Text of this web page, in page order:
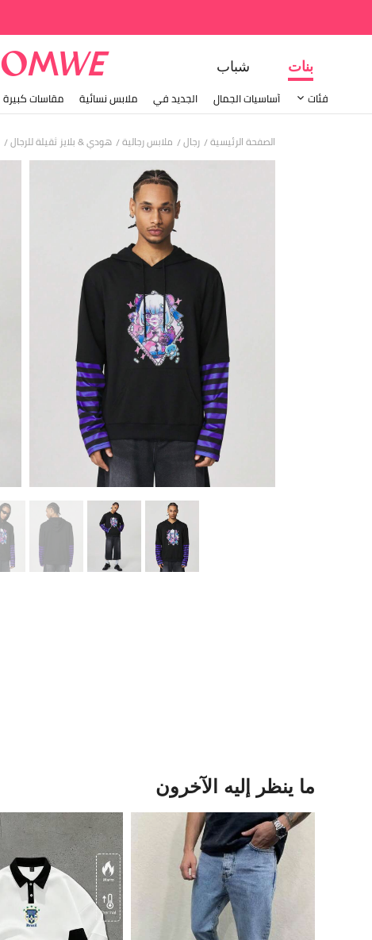
بنات شباب
فئات أساسيات الجمال الجديد في ملابس نسائية مقاسات كبيرة
الصفحة الرئيسية/ رجال/ ملابس رجالية/ هودي & بلايز ثقيلة للرجال/
ما ينظر إليه الآخرون